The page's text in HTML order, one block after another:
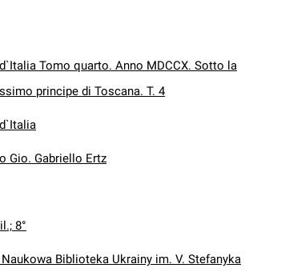
Tomo quarto. Anno MDCCX. Sotto la
principe di Toscana. T. 4
Gio. Gabriello Ertz
8°
Biblioteka Ukrainy im. V. Stefanyka